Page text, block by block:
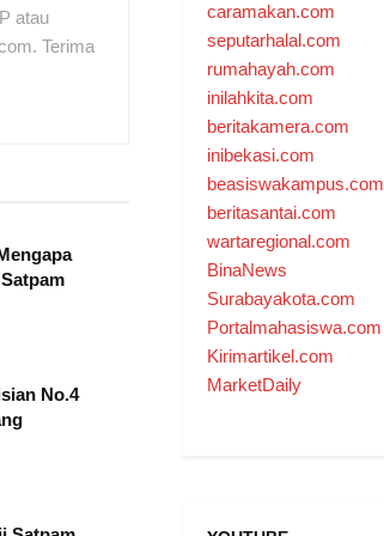
atau
Terima
No.4
caramakan.com
seputarhalal.com
rumahayah.com
inilahkita.com
beritakamera.com
inibekasi.com
beasiswakampus.com
beritasantai.com
wartaregional.com
BinaNews
Surabayakota.com
Portalmahasiswa.com
Kirimartikel.com
MarketDaily